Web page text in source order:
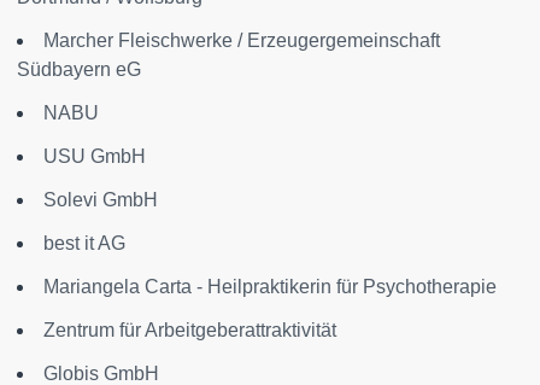
Marcher Fleischwerke / Erzeugergemeinschaft
Südbayern eG
NABU
USU GmbH
Solevi GmbH
best it AG
Mariangela Carta - Heilpraktikerin für Psychotherapie
Zentrum für Arbeitgeberattraktivität
Globis GmbH